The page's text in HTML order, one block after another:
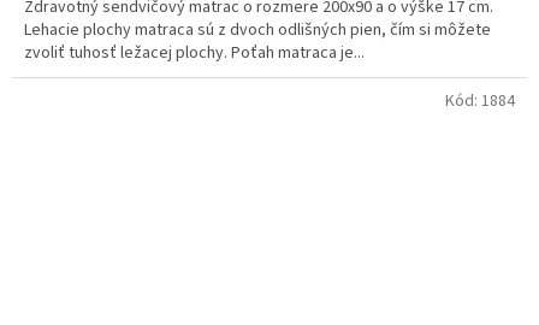
Zdravotný sendvičový matrac o rozmere 200x90 a o výške 17 cm.
Lehacie plochy matraca sú z dvoch odlišných pien, čím si môžete
zvoliť tuhosť ležacej plochy. Poťah matraca je...
Kód: 1884